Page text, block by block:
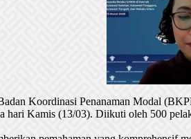
Koordinasi Penanaman Modal
hari Kamis (13/03). Diikuti oleh 500